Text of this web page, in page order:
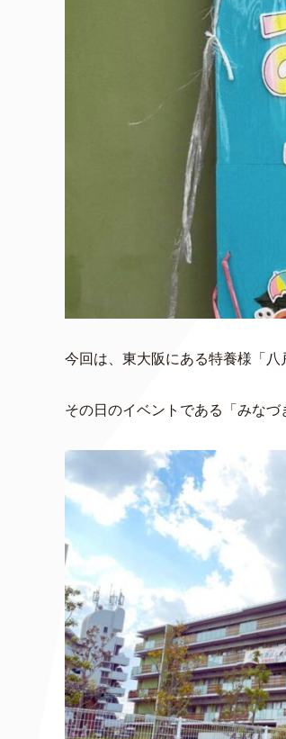
今回は、東大阪にある特養様「八
その日のイベントである「みなづ